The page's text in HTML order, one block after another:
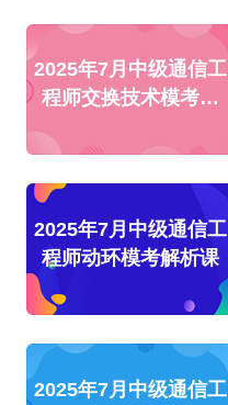
2025年7月中级通信工
程师交换技术模考解
2025年7月中级通信工
程师动环模考解析课
2025年7月中级通信工